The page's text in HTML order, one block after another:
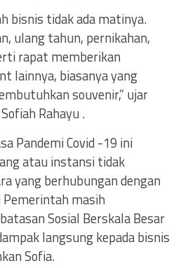
bisnis tidak ada matinya.
ulang tahun, pernikahan,
rapat memberikan
lainnya, biasanya yang
souvenir,” ujar
Rahayu .
Pandemi Covid -19 ini
atau instansi tidak
yang berhubungan dengan
Pemerintah masih
Sosial Berskala Besar
langsung kepada bisnis
Sofia.